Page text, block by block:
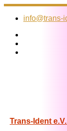
Zum
Inhalt
info@trans-
Trans-Ident e.V.